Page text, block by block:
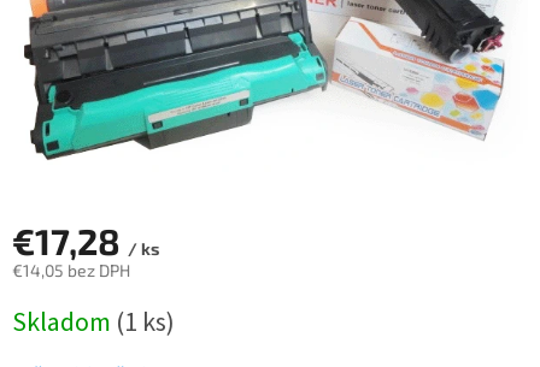
€17,28 / ks
€14,05 bez DPH
cena:
Skladom (1 ks)